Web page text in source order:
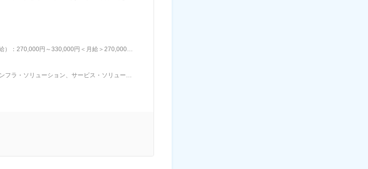
の距離を縮め、その価値と恩恵を最大限に享受
）：270,000円～330,000円＜月給＞270,000円
フラ・ソリューション、サービス・ソリューシ
を打ち出しており、パートナーの同社は今後
向けのビジネスにも積極的で、大手建設業との
ル、IT構築にも取り組んでいます。さらに、同
員と社長が集まって意見交換ができる、社長
います。残業については平均月２０時間（プロ